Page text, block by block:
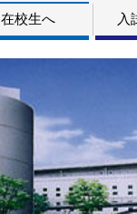
在校生へ 入